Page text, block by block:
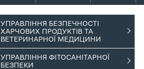
УПРАВЛІННЯ БЕЗПЕЧНОСТІ
ХАРЧОВИХ ПРОДУКТІВ ТА
ВЕТЕРИНАРНОЇ МЕДИЦИНИ
УПРАВЛІННЯ ФІТОСАНІТАРНОЇ
БЕЗПЕКИ